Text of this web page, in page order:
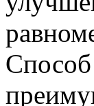
Способ